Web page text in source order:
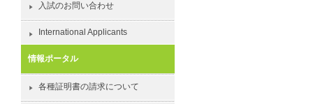
入試のお問い合わせ
International Applicants
情報ポータル
各種証明書の請求について